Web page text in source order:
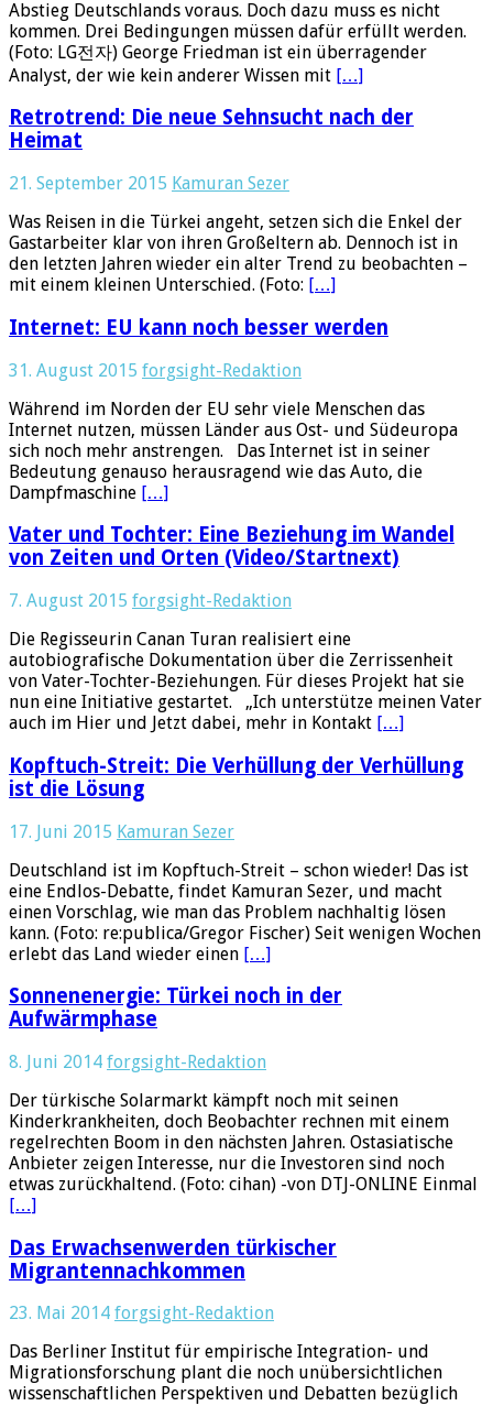
Abstieg Deutschlands voraus. Doch dazu muss es nicht
kommen. Drei Bedingungen müssen dafür erfüllt werden.
(Foto: LG전자) George Friedman ist ein überragender
Analyst, der wie kein anderer Wissen mit […]
Retrotrend: Die neue Sehnsucht nach der
Heimat
21. September 2015 Kamuran Sezer
Was Reisen in die Türkei angeht, setzen sich die Enkel der
Gastarbeiter klar von ihren Großeltern ab. Dennoch ist in
den letzten Jahren wieder ein alter Trend zu beobachten –
mit einem kleinen Unterschied. (Foto: […]
Internet: EU kann noch besser werden
31. August 2015 forgsight-Redaktion
Während im Norden der EU sehr viele Menschen das
Internet nutzen, müssen Länder aus Ost- und Südeuropa
sich noch mehr anstrengen. Das Internet ist in seiner
Bedeutung genauso herausragend wie das Auto, die
Dampfmaschine […]
Vater und Tochter: Eine Beziehung im Wandel
von Zeiten und Orten (Video/Startnext)
7. August 2015 forgsight-Redaktion
Die Regisseurin Canan Turan realisiert eine
autobiografische Dokumentation über die Zerrissenheit
von Vater-Tochter-Beziehungen. Für dieses Projekt hat sie
nun eine Initiative gestartet. „Ich unterstütze meinen Vater
auch im Hier und Jetzt dabei, mehr in Kontakt […]
Kopftuch-Streit: Die Verhüllung der Verhüllung
ist die Lösung
17. Juni 2015 Kamuran Sezer
Deutschland ist im Kopftuch-Streit – schon wieder! Das ist
eine Endlos-Debatte, findet Kamuran Sezer, und macht
einen Vorschlag, wie man das Problem nachhaltig lösen
kann. (Foto: re:publica/Gregor Fischer) Seit wenigen Wochen
erlebt das Land wieder einen […]
Sonnenenergie: Türkei noch in der
Aufwärmphase
8. Juni 2014 forgsight-Redaktion
Der türkische Solarmarkt kämpft noch mit seinen
Kinderkrankheiten, doch Beobachter rechnen mit einem
regelrechten Boom in den nächsten Jahren. Ostasiatische
Anbieter zeigen Interesse, nur die Investoren sind noch
etwas zurückhaltend. (Foto: cihan) -von DTJ-ONLINE Einmal
[…]
Das Erwachsenwerden türkischer
Migrantennachkommen
23. Mai 2014 forgsight-Redaktion
Das Berliner Institut für empirische Integration- und
Migrationsforschung plant die noch unübersichtlichen
wissenschaftlichen Perspektiven und Debatten bezüglich